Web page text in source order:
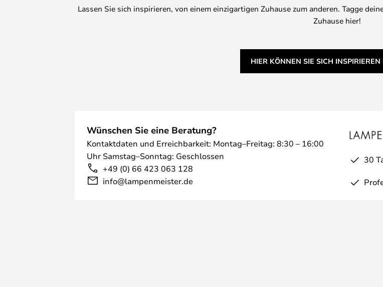
Lassen Sie sich inspirieren, von einem einzigartigen Zuhause zum anderen. Tagge
Zuhause hier!
HIER KÖNNEN SIE SICH INSPIRIEREN
Wünschen Sie eine Beratung?
Kontaktdaten und Erreichbarkeit: Montag–Freitag: 8:30 – 16:00
Uhr Samstag–Sonntag: Geschlossen
+49 (0) 66 423 063 128
info@lampenmeister.de
30